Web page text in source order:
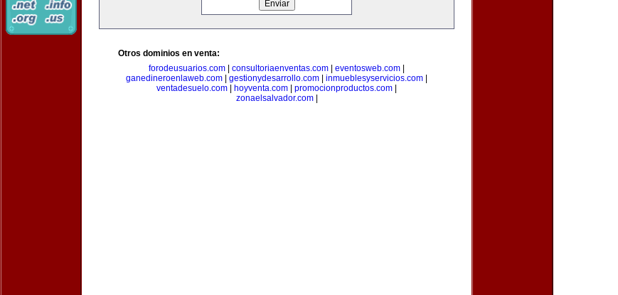
Otros dominios en venta:
forodeusuarios.com
consultoriaenventas.com eventosweb.com
ganedineroenlaweb.com
gestionydesarrollo.com inmueblesyservicios.com
ventadesuelo.com
hoyventa.com promocionproductos.com
zonaelsalvador.com|